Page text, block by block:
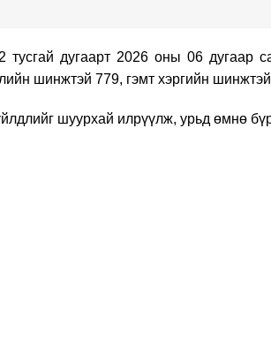
тусгай дугаарт 2026 оны 06 дугаар
шинжтэй 779, гэмт хэргийн
шуурхай илрүүлж, урьд өмнө